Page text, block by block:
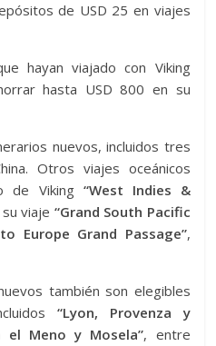
de USD 25 en viajes
hayan viajado con Viking
hasta USD 800 en su
nuevos, incluidos tres
Otros viajes oceánicos
de Viking “West Indies &
su viaje “Grand South Pacific
Europe Grand Passage”,
también son elegibles
“Lyon, Provenza y
el Meno y Mosela”, entre